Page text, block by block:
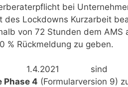
bei
Lockdowns Kurzarbeit
von 72 Stunden dem AMS
% Rückmeldung zu geben.
1.4.2021 sind
Phase 4 (Formularversion 9)